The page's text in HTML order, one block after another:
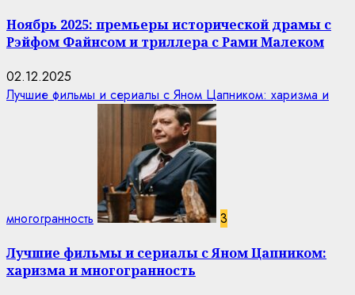
Ноябрь 2025: премьеры исторической драмы с
Рэйфом Файнсом и триллера с Рами Малеком
02.12.2025
Лучшие фильмы и сериалы с Яном Цапником: харизма и
многогранность 3
Лучшие фильмы и сериалы с Яном Цапником:
харизма и многогранность